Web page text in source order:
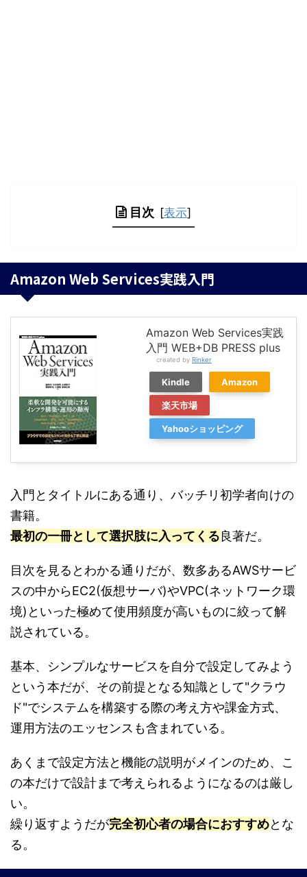
目次 [表示]
Amazon Web Services実践入門
Amazon Web Services実践
入門 WEB+DB PRESS plus
created by Rinker
Kindle Amazon
楽天市場
Yahooショッピング
入門とタイトルにある通り、バッチリ初学者向けの
書籍。
最初の一冊として選択肢に入ってくる良著だ。
目次を見るとわかる通りだが、数多あるAWSサービ
スの中からEC2(仮想サーバ)やVPC(ネットワーク環
境)といった極めて使用頻度が高いものに絞って解
説されている。
基本、シンプルなサービスを自分で設定してみよう
という本だが、その前提となる知識として"クラウ
ド"でシステムを構築する際の考え方や課金方式、
運用方法のエッセンスも含まれている。
あくまで設定方法と機能の説明がメインのため、こ
の本だけで設計まで考えられるようになるのは厳し
い。
繰り返すようだが完全初心者の場合におすすめとな
る。